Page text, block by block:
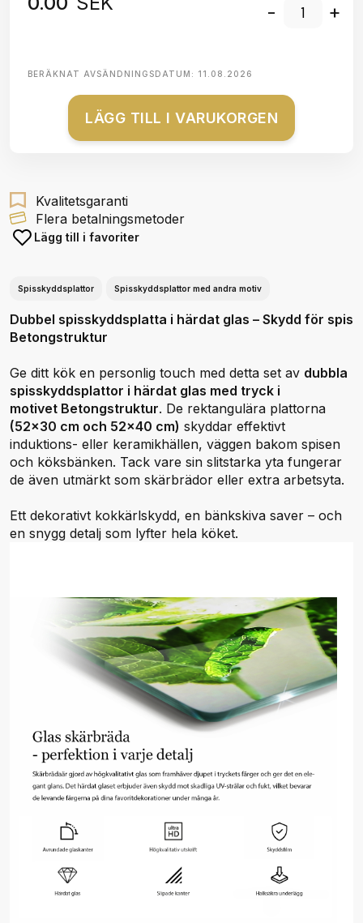
- +
BERÄKNAT AVSÄNDNINGSDATUM: 11.08.2026
LÄGG TILL I VARUKORGEN
Kvalitetsgaranti
Flera betalningsmetoder
Lägg till i favoriter
Spisskyddsplattor Spisskyddsplattor med andra motiv
Dubbel spisskyddsplatta i härdat glas – Skydd för spis
Betongstruktur
Ge ditt kök en personlig touch med detta set av dubbla
spisskyddsplattor i härdat glas med tryck i
motivet Betongstruktur. De rektangulära plattorna
(52x30 cm och 52x40 cm) skyddar effektivt
induktions- eller keramikhällen, väggen bakom spisen
och köksbänken. Tack vare sin slitstarka yta fungerar
de även utmärkt som skärbrädor eller extra arbetsyta.
Ett dekorativt kokkärlskydd, en bänkskiva saver – och
en snygg detalj som lyfter hela köket.